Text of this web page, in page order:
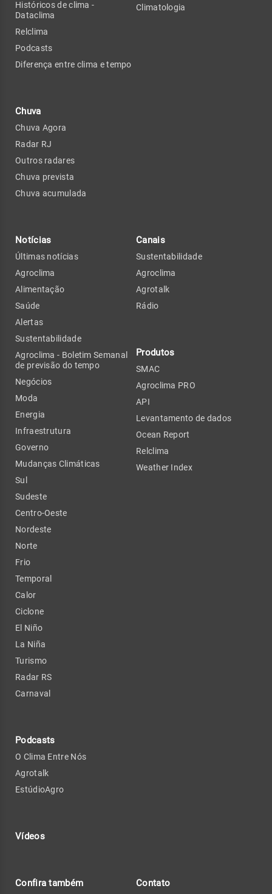
Históricos de clima -
Dataclima
Relclima
Podcasts
Diferença entre clima e tempo
Chuva
Chuva Agora
Radar RJ
Outros radares
Chuva prevista
Chuva acumulada
Climatologia
Notícias
Últimas notícias
Agroclima
Alimentação
Saúde
Alertas
Sustentabilidade
Agroclima - Boletim Semanal
de previsão do tempo
Negócios
Moda
Energia
Infraestrutura
Governo
Mudanças Climáticas
Sul
Sudeste
Centro-Oeste
Nordeste
Norte
Frio
Temporal
Calor
Ciclone
El Niño
La Niña
Turismo
Radar RS
Carnaval
Podcasts
O Clima Entre Nós
Agrotalk
EstúdioAgro
Vídeos
Canais
Sustentabilidade
Agroclima
Agrotalk
Rádio
Produtos
SMAC
Agroclima PRO
API
Levantamento de dados
Ocean Report
Relclima
Weather Index
Confira também Contato